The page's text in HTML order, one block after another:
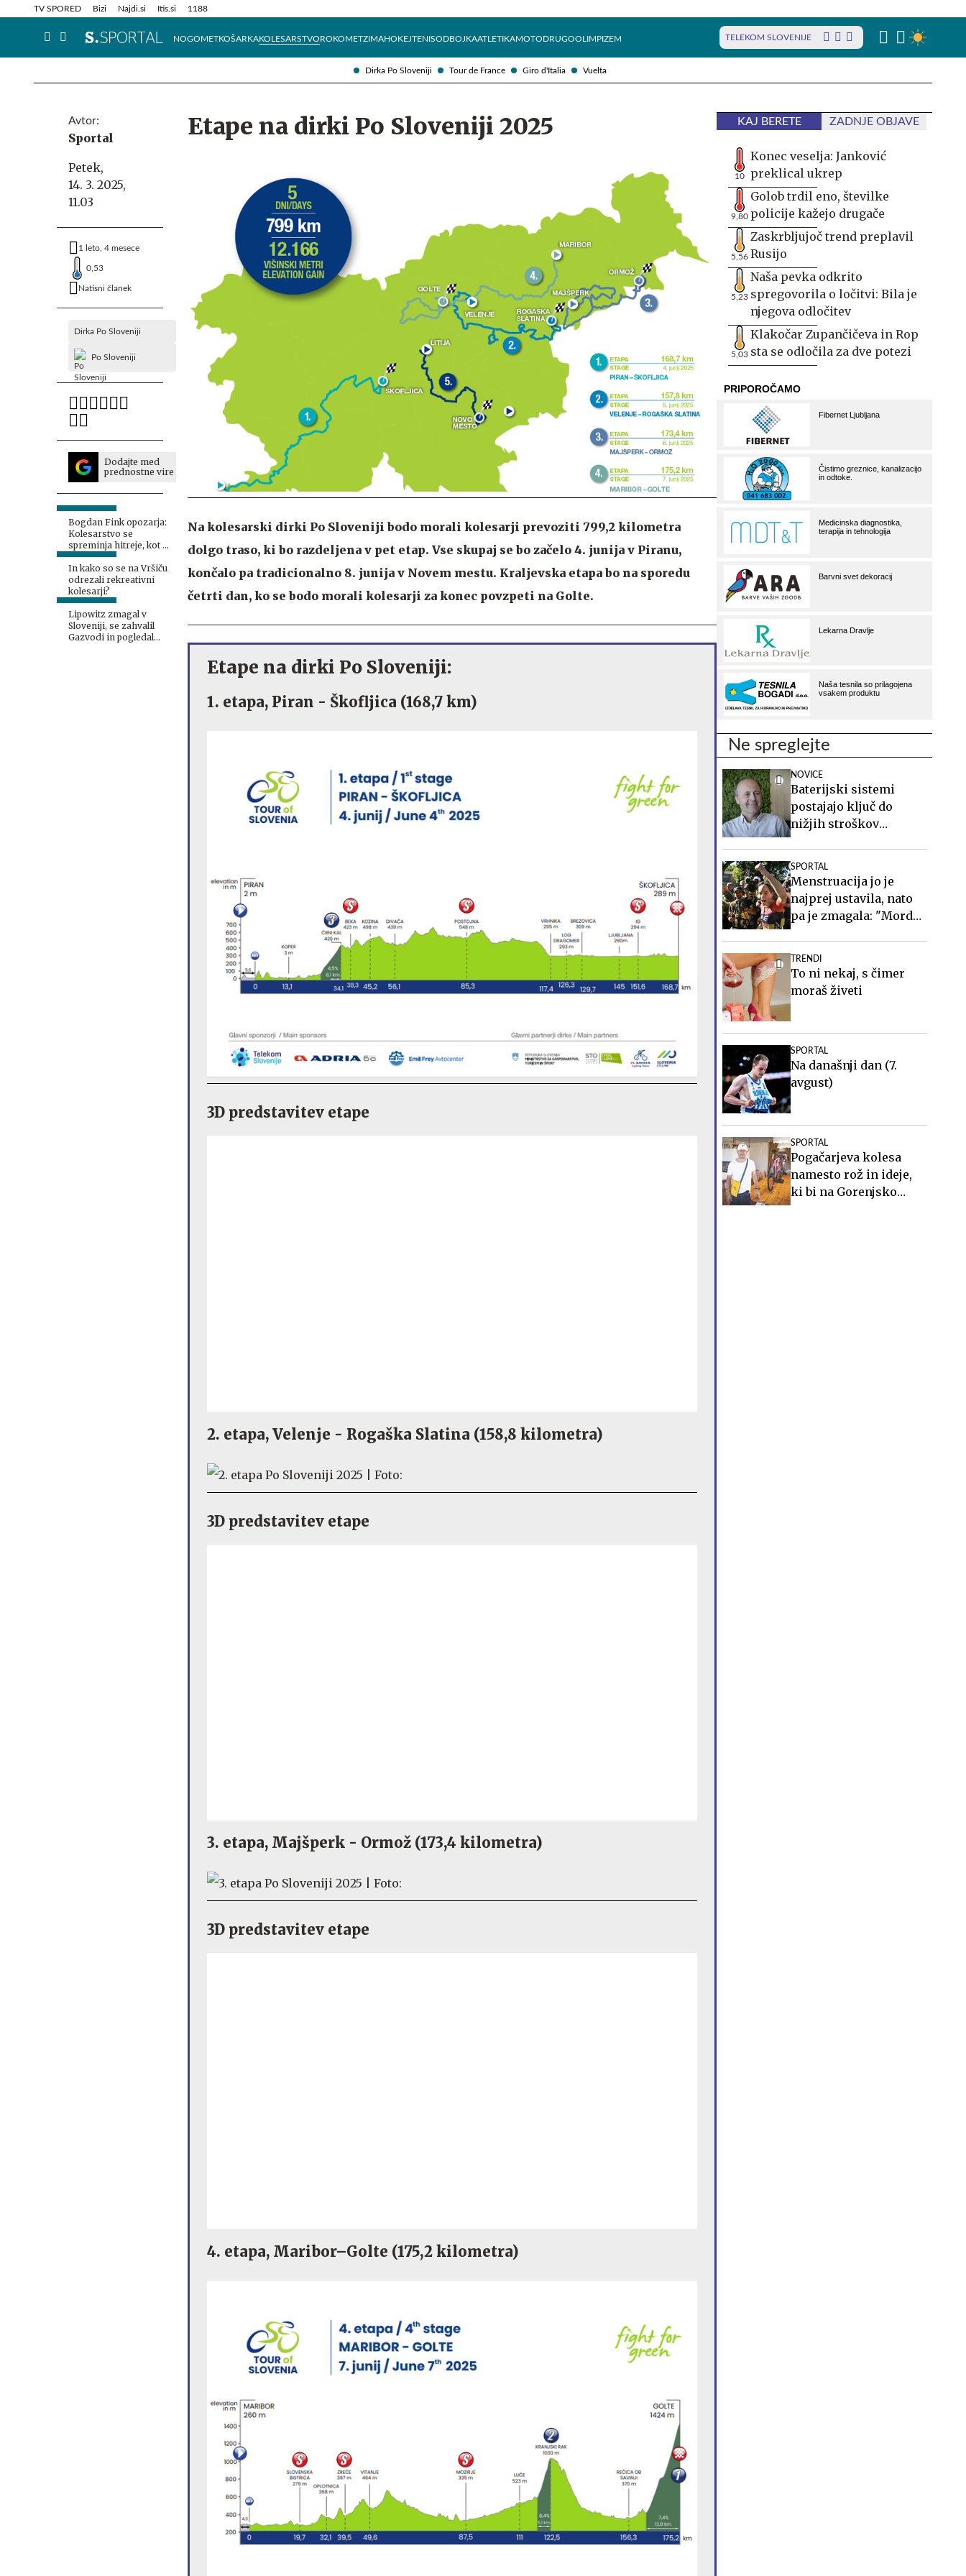
Dirka Po Sloveniji Tour de France Giro d'Italia Vuelta
TV SPORED Bizi Najdi.si Itis.si 1188
NOGOMETKOŠARKAKOLESARSTVOROKOMETZIMAHOKEJTENISODBOJKAATLETIKAMOTODRUGOOLIMPIZEM TELEKOM SLOVENIJE
Info in obvestila Tehnik
Avtor:
Sportal
Petek,
14. 3. 2025,
11.03
1 leto, 4 mesece
0,53
Natisni članek
Dirka Po Sloveniji
Po Sloveniji
Dodajte med
prednostne vire
Bogdan Fink opozarja:
Kolesarstvo se
spreminja hitreje, kot si
mislimo
In kako so se na Vršiču
odrezali rekreativni
kolesarji?
Lipowitz zmagal v
Sloveniji, se zahvalil
Gazvodi in pogledal
Etape na dirki Po Sloveniji 2025
Na kolesarski dirki Po Sloveniji bodo morali kolesarji prevoziti 799,2 kilometra
dolgo traso, ki bo razdeljena v pet etap. Vse skupaj se bo začelo 4. junija v Piranu,
končalo pa tradicionalno 8. junija v Novem mestu. Kraljevska etapa bo na sporedu
četrti dan, ko se bodo morali kolesarji za konec povzpeti na Golte.
Etape na dirki Po Sloveniji:
1. etapa, Piran - Škofljica (168,7 km)
3D predstavitev etape
2. etapa, Velenje - Rogaška Slatina (158,8 kilometra)
3D predstavitev etape
3. etapa, Majšperk - Ormož (173,4 kilometra)
3D predstavitev etape
4. etapa, Maribor–Golte (175,2 kilometra)
KAJ BERETE ZADNJE OBJAVE
10
Konec veselja: Janković
preklical ukrep
9,80
Golob trdil eno, številke
policije kažejo drugače
5,56
Zaskrbljujoč trend preplavil
Rusijo
5,23
Naša pevka odkrito
spregovorila o ločitvi: Bila je
njegova odločitev
5,03
Klakočar Zupančičeva in Rop
sta se odločila za dve potezi
Ne spreglejte
NOVICE
Baterijski sistemi
postajajo ključ do
nižjih stroškov
SPORTAL
Menstruacija jo je
najprej ustavila, nato
pa je zmagala: "Morda
TRENDI
To ni nekaj, s čimer
moraš živeti
SPORTAL
Na današnji dan (7.
avgust)
SPORTAL
Pogačarjeva kolesa
namesto rož in ideje,
ki bi na Gorenjsko